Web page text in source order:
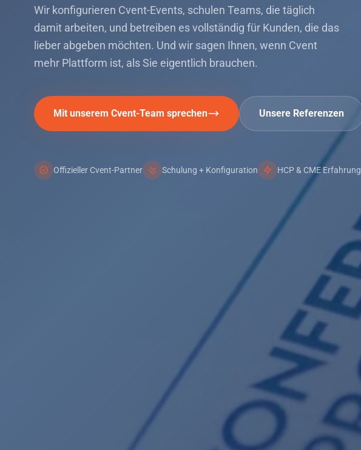
Wir konfigurieren Cvent-Events, schulen Teams, die täglich
damit arbeiten, und betreiben es vollständig für Kunden, die das
lieber abgeben möchten. Und wir sagen Ihnen, wenn Cvent
mehr Plattform ist, als Sie eigentlich brauchen.
Mit unserem Cvent-Team sprechen Unsere Referenzen
Offizieller Cvent-Partner Schulung + Konfiguration HCP & CME Erfahrung